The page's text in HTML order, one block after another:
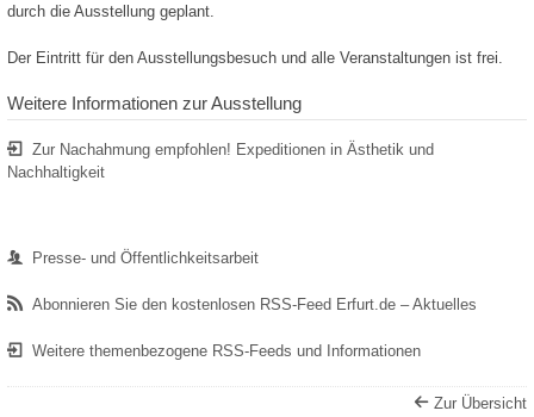
durch die Ausstellung geplant.
Der Eintritt für den Ausstellungsbesuch und alle Veranstaltungen ist frei.
Weitere Informationen zur Ausstellung
Zur Nachahmung empfohlen! Expeditionen in Ästhetik und
Nachhaltigkeit
Presse- und Öffentlichkeitsarbeit
Abonnieren Sie den kostenlosen RSS-Feed Erfurt.de – Aktuelles
Weitere themenbezogene RSS-Feeds und Informationen
Zur Übersicht